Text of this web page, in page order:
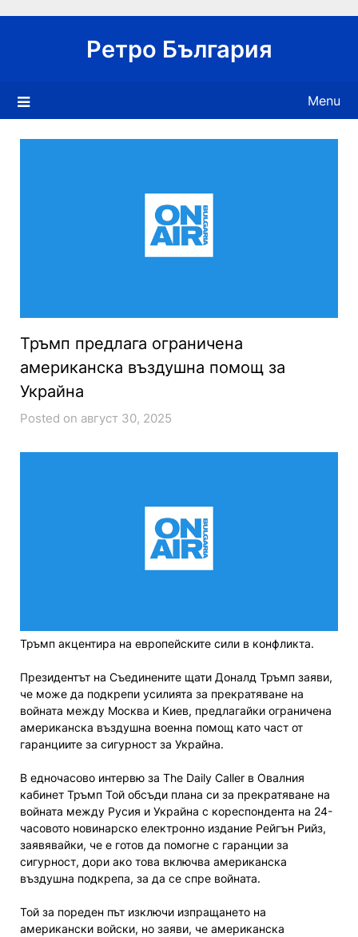
Ретро България
Menu
Тръмп предлага ограничена
американска въздушна помощ за
Украйна
Posted on август 30, 2025
Тръмп акцентира на европейските сили в конфликта.
Президентът на Съединените щати Доналд Тръмп заяви,
че може да подкрепи усилията за прекратяване на
войната между Москва и Киев, предлагайки ограничена
американска въздушна военна помощ като част от
гаранциите за сигурност за Украйна.
В едночасово интервю за The Daily Caller в Овалния
кабинет Тръмп Той обсъди плана си за прекратяване на
войната между Русия и Украйна с кореспондента на 24-
часовото новинарско електронно издание Рейгън Рийз,
заявявайки, че е готов да помогне с гаранции за
сигурност, дори ако това включва американска
въздушна подкрепа, за да се спре войната.
Той за пореден път изключи изпращането на
американски войски, но заяви, че американска